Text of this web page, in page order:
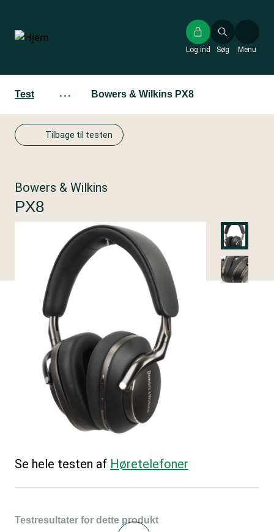
hovedindhold
Søg
Log ind Menu
Test ··· Bowers & Wilkins PX8
Tilbage til testen
Bowers & Wilkins
PX8
Se hele testen af Høretelefoner
Testresultater for dette produkt